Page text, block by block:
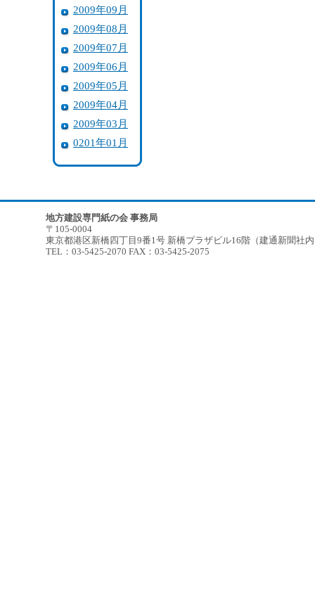
2009年09月
2009年08月
2009年07月
2009年06月
2009年05月
2009年04月
2009年03月
0201年01月
地方建設専門紙の会 事務局
〒105-0004
東京都港区新橋四丁目9番1号 新橋プラザビル16階（建通新聞社
TEL：03-5425-2070 FAX：03-5425-2075